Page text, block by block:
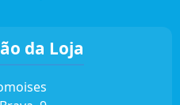
da Loja